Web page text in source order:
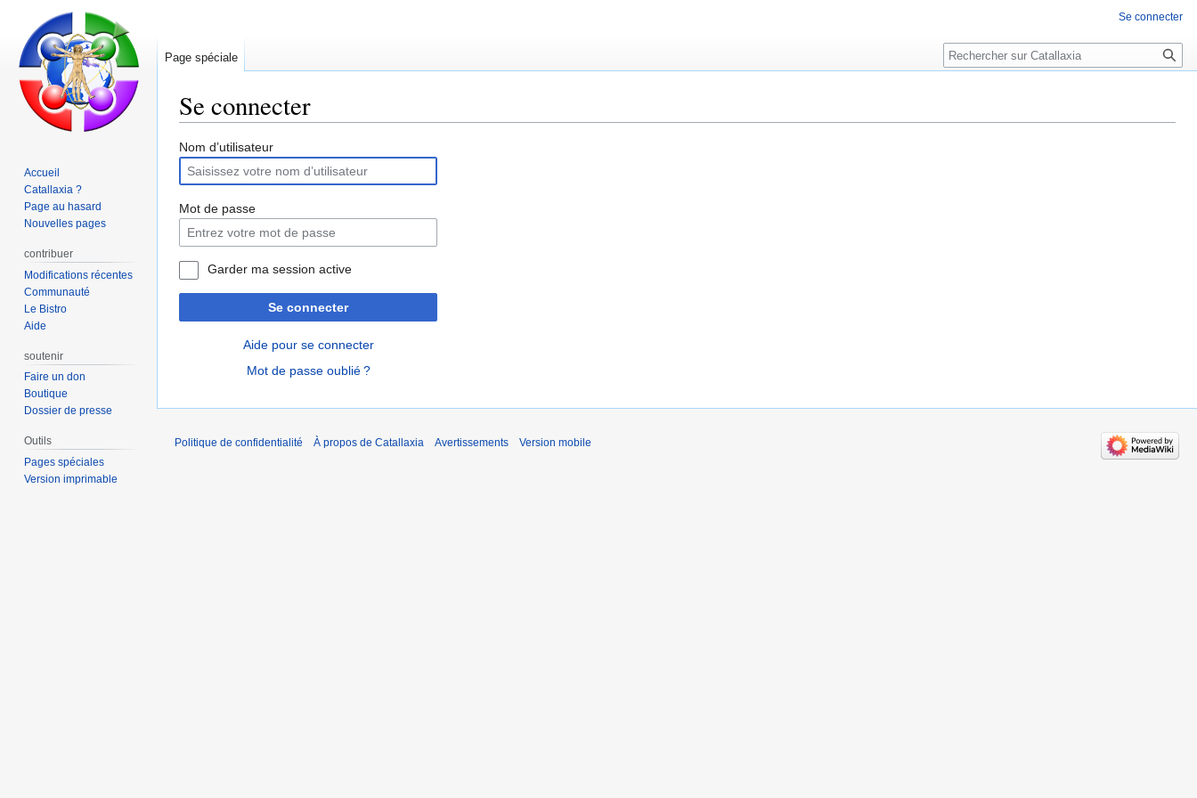
Se connecter
Aller
la
navigation
Aller
la
recherche
Nom d’utilisateur
Mot de passe
Garder ma session active
Se connecter
Aide pour se connecter
Mot de passe oublié ?
Se connecter
Page spéciale Rechercher
Accueil
Catallaxia ?
Page au hasard
Nouvelles pages
contribuer
Modifications récentes
Communauté
Le Bistro
Aide
soutenir
Faire un don
Boutique
Dossier de presse
Outils
Pages spéciales
Version imprimable
Politique de confidentialité À propos de Catallaxia Avertissements Version mobile